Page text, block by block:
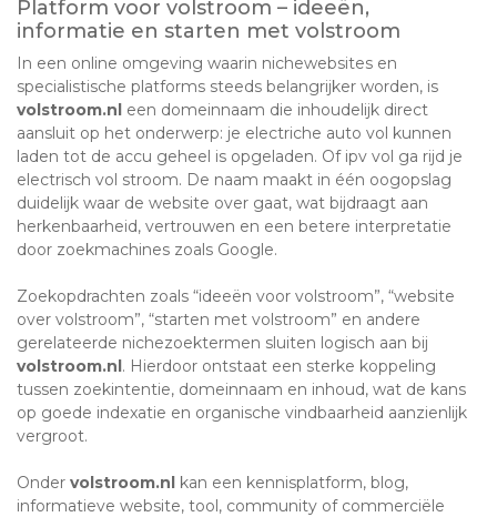
Platform voor volstroom – ideeën,
informatie en starten met volstroom
In een online omgeving waarin nichewebsites en
specialistische platforms steeds belangrijker worden, is
volstroom.nl een domeinnaam die inhoudelijk direct
aansluit op het onderwerp: je electriche auto vol kunnen
laden tot de accu geheel is opgeladen. Of ipv vol ga rijd je
electrisch vol stroom. De naam maakt in één oogopslag
duidelijk waar de website over gaat, wat bijdraagt aan
herkenbaarheid, vertrouwen en een betere interpretatie
door zoekmachines zoals Google.
Zoekopdrachten zoals “ideeën voor volstroom”, “website
over volstroom”, “starten met volstroom” en andere
gerelateerde nichezoektermen sluiten logisch aan bij
volstroom.nl. Hierdoor ontstaat een sterke koppeling
tussen zoekintentie, domeinnaam en inhoud, wat de kans
op goede indexatie en organische vindbaarheid aanzienlijk
vergroot.
Onder volstroom.nl kan een kennisplatform, blog,
informatieve website, tool, community of commerciële